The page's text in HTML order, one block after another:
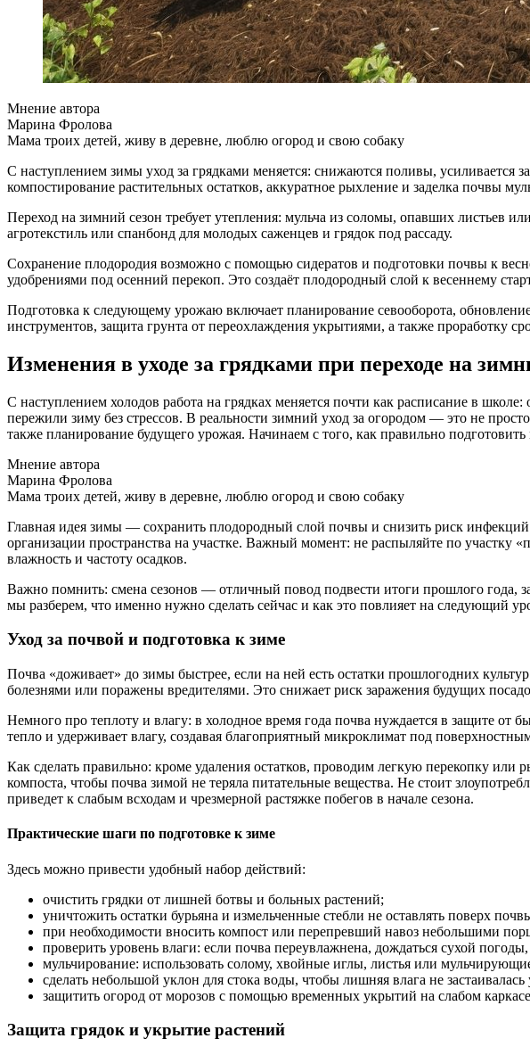
Мнение автора
Марина Фролова
Мама троих детей, живу в деревне, люблю огород и свою собаку
С наступлением зимы уход за грядками меняется: снижаются поливы, усиливается
компостирование растительных остатков, аккуратное рыхление и заделка почвы
Переход на зимний сезон требует утепления: мульча из соломы, опавших листьев
агротекстиль или спанбонд для молодых саженцев и грядок под рассаду.
Сохранение плодородия возможно с помощью сидератов и подготовки почвы к
удобрениями под осенний перекоп. Это создаёт плодородный слой к весеннему
Подготовка к следующему урожаю включает планирование севооборота,
инструментов, защита грунта от переохлаждения укрытиями, а также проработку
Изменения в уходе за грядками при переходе на
С наступлением холодов работа на грядках меняется почти как расписание в
пережили зиму без стрессов. В реальности зимний уход за огородом — это не
также планирование будущего урожая. Начинаем с того, как правильно
Мнение автора
Марина Фролова
Мама троих детей, живу в деревне, люблю огород и свою собаку
Главная идея зимы — сохранить плодородный слой почвы и снизить риск
организации пространства на участке. Важный момент: не распыляйте по участку
влажность и частоту осадков.
Важно помнить: смена сезонов — отличный повод подвести итоги прошлого года,
мы разберем, что именно нужно сделать сейчас и как это повлияет на следующий
Уход за почвой и подготовка к зиме
Почва «доживает» до зимы быстрее, если на ней есть остатки прошлогодних
болезнями или поражены вредителями. Это снижает риск заражения будущих
Немного про теплоту и влагу: в холодное время года почва нуждается в защите от
тепло и удерживает влагу, создавая благоприятный микроклимат под
Как сделать правильно: кроме удаления остатков, проводим легкую перекопку
компоста, чтобы почва зимой не теряла питательные вещества. Не стоит
приведет к слабым всходам и чрезмерной растяжке побегов в начале сезона.
Практические шаги по подготовке к зиме
Здесь можно привести удобный набор действий:
очистить грядки от лишней ботвы и больных растений;
уничтожить остатки бурьяна и измельченные стебли не оставлять поверх
при необходимости вносить компост или перепревший навоз небольшими
проверить уровень влаги: если почва переувлажнена, дождаться сухой
мульчирование: использовать солому, хвойные иглы, листья или
сделать небольшой уклон для стока воды, чтобы лишняя влага не застаивалась
защитить огород от морозов с помощью временных укрытий на слабом
Защита грядок и укрытие растений